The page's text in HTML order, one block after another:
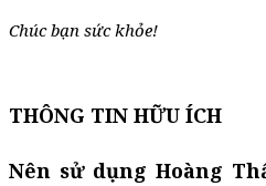
Chúc bạn sức khỏe!
THÔNG TIN HỮU ÍCH
Nên sử dụng Hoàng